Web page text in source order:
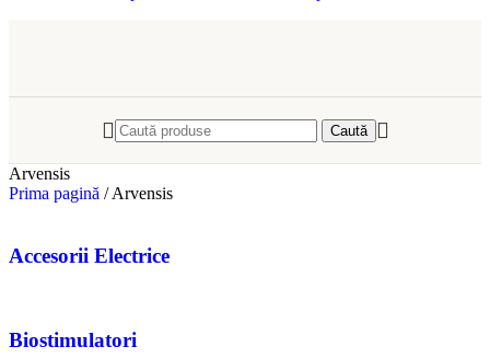
Caută
Arvensis
Prima pagină / Arvensis
Accesorii Electrice
Biostimulatori